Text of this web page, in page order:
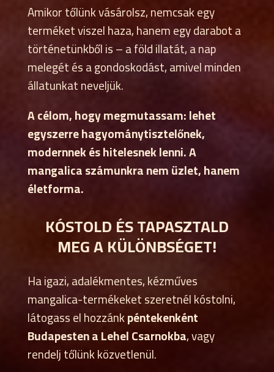
Amikor tőlünk vásárolsz, nemcsak egy
terméket viszel haza, hanem egy darabot a
történetünkből is – a föld illatát, a nap
melegét és a gondoskodást, amivel minden
állatunkat neveljük.
A célom, hogy megmutassam: lehet
egyszerre hagyománytisztelőnek,
modernnek és hitelesnek lenni. A
mangalica számunkra nem üzlet, hanem
életforma.
KÓSTOLD ÉS TAPASZTALD
MEG A KÜLÖNBSÉGET!
Ha igazi, adalékmentes, kézműves
mangalica-termékeket szeretnél kóstolni,
látogass el hozzánkpéntekenként
Budapesten a Lehel Csarnokba, vagy
rendelj tőlünk közvetlenül.